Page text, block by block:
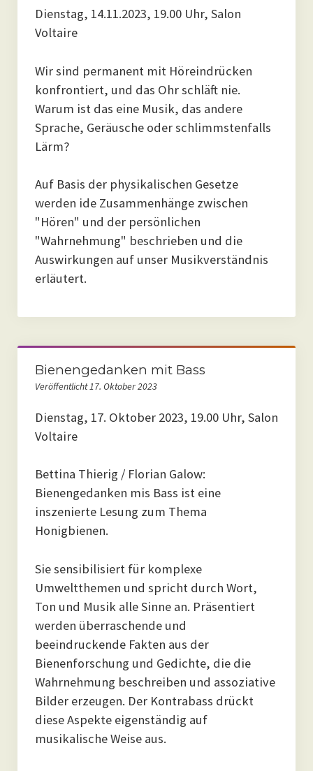
Dienstag, 14.11.2023, 19.00 Uhr, Salon
Voltaire
Wir sind permanent mit Höreindrücken
konfrontiert, und das Ohr schläft nie.
Warum ist das eine Musik, das andere
Sprache, Geräusche oder schlimmstenfalls
Lärm?
Auf Basis der physikalischen Gesetze
werden ide Zusammenhänge zwischen
"Hören" und der persönlichen
"Wahrnehmung" beschrieben und die
Auswirkungen auf unser Musikverständnis
erläutert.
Bienengedanken mit Bass
Veröffentlicht 17. Oktober 2023
Dienstag, 17. Oktober 2023, 19.00 Uhr, Salon
Voltaire
Bettina Thierig / Florian Galow:
Bienengedanken mis Bass ist eine
inszenierte Lesung zum Thema
Honigbienen.
Sie sensibilisiert für komplexe
Umweltthemen und spricht durch Wort,
Ton und Musik alle Sinne an. Präsentiert
werden überraschende und
beeindruckende Fakten aus der
Bienenforschung und Gedichte, die die
Wahrnehmung beschreiben und assoziative
Bilder erzeugen. Der Kontrabass drückt
diese Aspekte eigenständig auf
musikalische Weise aus.